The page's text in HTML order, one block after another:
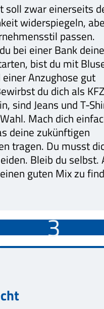
soll zwar einerseits
widerspiegeln,
passen.
bei einer Bank deine
bist du mit
einer Anzughose gut
du dich als
sind Jeans und T-
Mach dich
deine zukünftigen
tragen. Du musst
Bleib du selbst.
guten Mix zu
3